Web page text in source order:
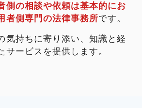
側の相談や依頼は基本的にお
者側専門の法律事務所です。
気持ちに寄り添い、知識と経
サービスを提供します。